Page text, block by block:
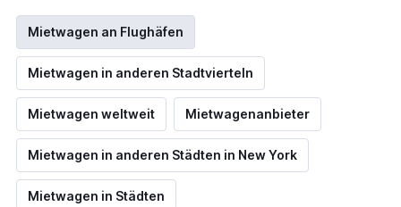
Mietwagen an Flughäfen
Mietwagen in anderen Stadtvierteln
Mietwagen weltweit Mietwagenanbieter
Mietwagen in anderen Städten in New York
Mietwagen in Städten